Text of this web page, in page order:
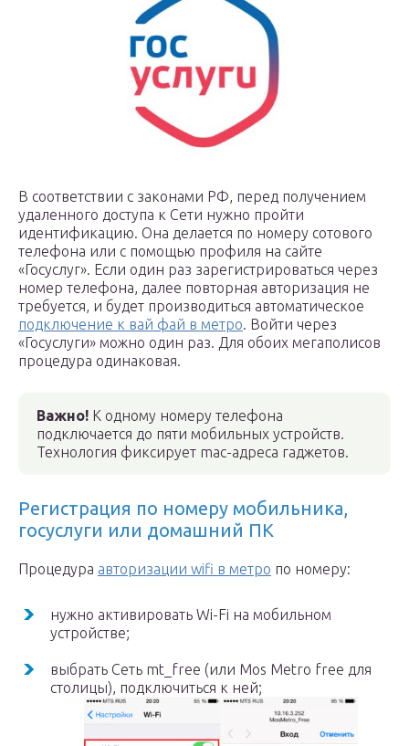
В соответствии с законами РФ, перед получением
удаленного доступа к Сети нужно пройти
идентификацию. Она делается по номеру сотового
телефона или с помощью профиля на сайте
«Госуслуг». Если один раз зарегистрироваться через
номер телефона, далее повторная авторизация не
требуется, и будет производиться автоматическое
подключение к вай фай в метро. Войти через
«Госуслуги» можно один раз. Для обоих мегаполисов
процедура одинаковая.
Важно! К одному номеру телефона
подключается до пяти мобильных устройств.
Технология фиксирует mac-адреса гаджетов.
Регистрация по номеру мобильника,
госуслуги или домашний ПК
Процедура авторизации wifi в метро по номеру:
нужно активировать Wi-Fi на мобильном
устройстве;
выбрать Сеть mt_free (или Mos Metro free для
столицы), подключиться к ней;